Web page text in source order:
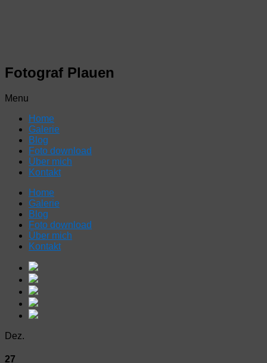
Fotograf Plauen
Menu
Home
Galerie
Blog
Foto download
Über mich
Kontakt
Home
Galerie
Blog
Foto download
Über mich
Kontakt
Dez.
27